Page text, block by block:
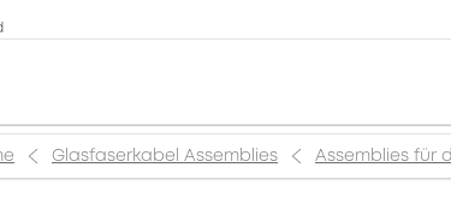
Glasfaserkabel Assemblies Assemblies für